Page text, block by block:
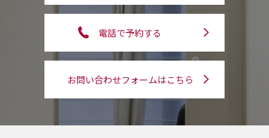
電話で予約する
お問い合わせフォームはこちら